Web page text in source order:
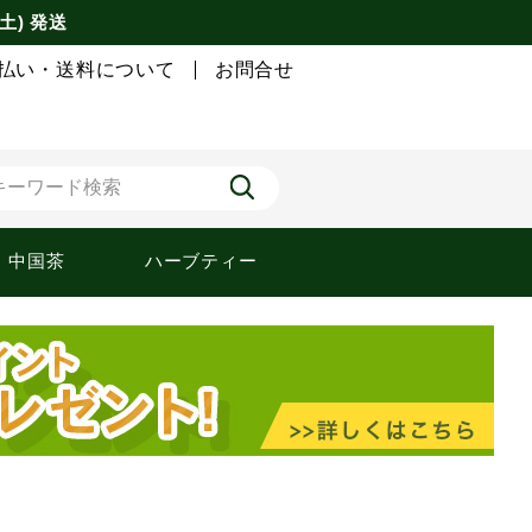
) 発送
い・送料について お問合せ
中国茶 ハーブティー